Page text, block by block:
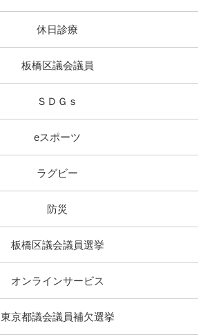
休日診療
板橋区議会議員
ＳＤＧｓ
eスポーツ
ラグビー
防災
板橋区議会議員選挙
オンラインサービス
東京都議会議員補欠選挙